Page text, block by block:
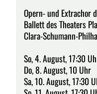
Opern- und Extrachor
Ballett des Theaters
Clara-Schumann-
So, 4. August, 17:30
Do, 8. August, 10 Uhr
Sa, 10. August, 17:30